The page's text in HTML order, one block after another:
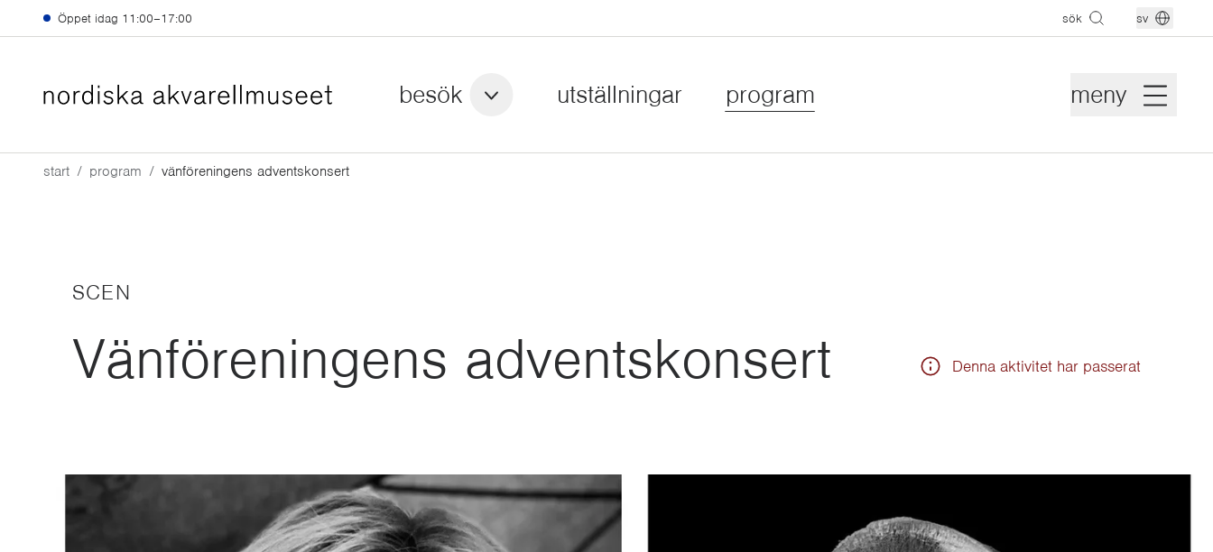
Hoppa till huvudinnehåll
Öppet idag 11:00–17:00 sök sv
besök utställningar program meny
start program vänföreningens adventskonsert
SCEN
Vänföreningens adventskonsert Denna aktivitet har passerat